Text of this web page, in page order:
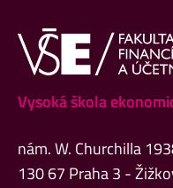
Vysoká škola
nám. W. Churchilla
130 67 Praha 3 -